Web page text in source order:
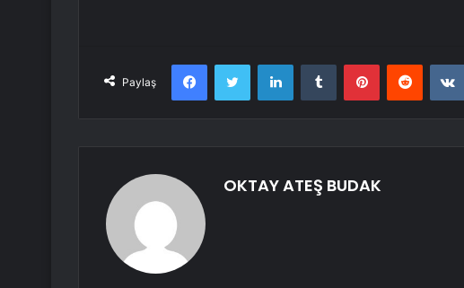
Paylaş
FacebookTwitter LinkedInTumblr PinterestReddit
OKTAY ATEŞ BUDAK